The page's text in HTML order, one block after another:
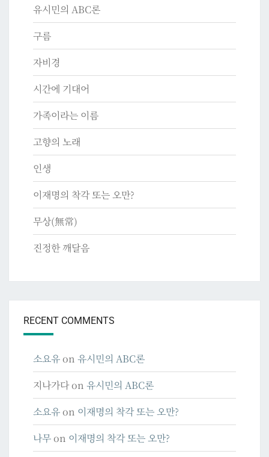
유시민의 ABC론
구름
자비경
시간에 기대어
가족이라는 이름
고향의 노래
인생
이재명의 착각 또는 오만?
무상(無常)
진정한 깨달음
RECENT COMMENTS
소요유on 유시민의 ABC론
지나가다on 유시민의 ABC론
소요유on 이재명의 착각 또는 오만?
나무on 이재명의 착각 또는 오만?